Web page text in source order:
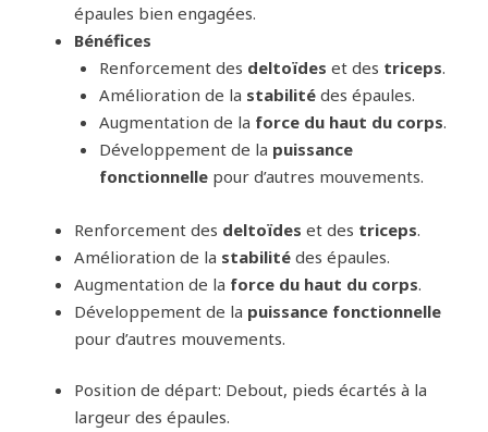
épaules bien engagées.
Bénéfices
Renforcement des deltoïdes et des triceps.
Amélioration de la stabilitédes épaules.
Augmentation de la force du haut du corps.
Développement de la puissance
fonctionnellepour d’autres mouvements.
Renforcement des deltoïdes et des triceps.
Amélioration de la stabilité des épaules.
Augmentation de la force du haut du corps.
Développement de la puissance fonctionnelle
pour d’autres mouvements.
Position de départ: Debout, pieds écartés à la
largeur des épaules.